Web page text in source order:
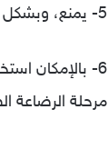
5- يمنع، وبشكل كامل استخدام كريم سبوتلس في أثناء فترة الحمل، وذلك بهدف اجتناب الإصابة بأياً من الآثار الجانبية .
6- بالإمكان
مرحلة الرضاعة